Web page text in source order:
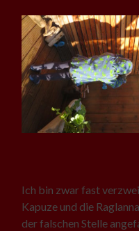
Ich bin zwar fast
Kapuze und die
der falschen Stelle